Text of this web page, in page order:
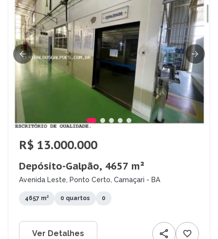
R$ 13.000.000
Depósito-Galpão, 4657 m²
Avenida Leste, Ponto Certo, Camaçari - BA
4657 m² 0 quartos 0
Ver Detalhes